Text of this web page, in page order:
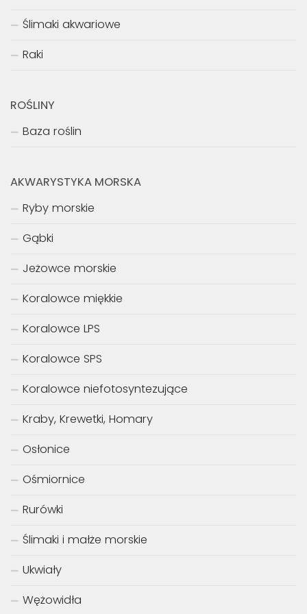
Ślimaki akwariowe
Raki
ROŚLINY
Baza roślin
AKWARYSTYKA MORSKA
Ryby morskie
Gąbki
Jeżowce morskie
Koralowce miękkie
Koralowce LPS
Koralowce SPS
Koralowce niefotosyntezujące
Kraby, Krewetki, Homary
Osłonice
Ośmiornice
Rurówki
Ślimaki i małże morskie
Ukwiały
Wężowidła